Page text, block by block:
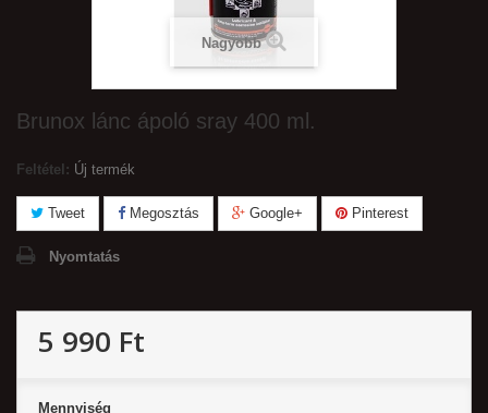
Nagyobb
Brunox lánc ápoló sray 400 ml.
Feltétel: Új termék
Tweet Megosztás Google+ Pinterest
Nyomtatás
5 990 Ft‎
Mennyiség